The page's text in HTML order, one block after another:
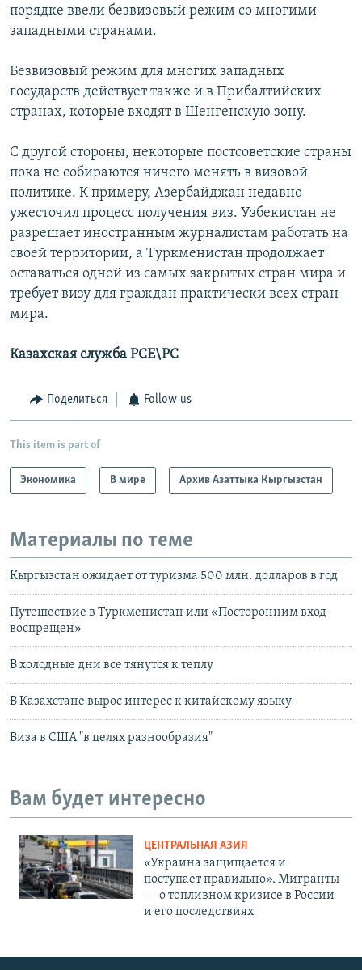
порядке ввели безвизовый режим со многими
западными странами.
Безвизовый режим для многих западных
государств действует также и в Прибалтийских
странах, которые входят в Шенгенскую зону.
С другой стороны, некоторые постсоветские страны
пока не собираются ничего менять в визовой
политике. К примеру, Азербайджан недавно
ужесточил процесс получения виз. Узбекистан не
разрешает иностранным журналистам работать на
своей территории, а Туркменистан продолжает
оставаться одной из самых закрытых стран мира и
требует визу для граждан практически всех стран
мира.
Казахская служба РСЕ\РС
Поделиться Follow us
This item is part of
Экономика В мире Архив Азаттыка Кыргызстан
Материалы по теме
Кыргызстан ожидает от туризма 500 млн. долларов в год
Путешествие в Туркменистан или «Посторонним вход
воспрещен»
В холодные дни все тянутся к теплу
В Казахстане вырос интерес к китайскому языку
Виза в США "в целях разнообразия"
Вам будет интересно
ЦЕНТРАЛЬНАЯ АЗИЯ
«Украина защищается и
поступает правильно». Мигранты
— о топливном кризисе в России
и его последствиях